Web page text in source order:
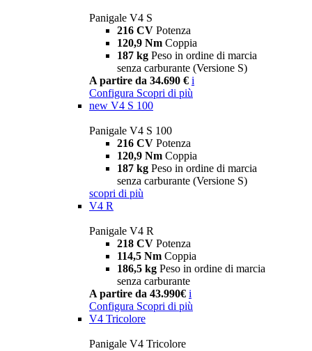
Panigale V4 S
216 CV Potenza
120,9 Nm Coppia
187 kg Peso in ordine di marcia
senza carburante (Versione S)
A partire da 34.690 € i
Configura Scopri di più
new V4 S 100
Panigale V4 S 100
216 CV Potenza
120,9 Nm Coppia
187 kg Peso in ordine di marcia
senza carburante (Versione S)
scopri di più
V4 R
Panigale V4 R
218 CV Potenza
114,5 Nm Coppia
186,5 kg Peso in ordine di marcia
senza carburante
A partire da 43.990€ i
Configura Scopri di più
V4 Tricolore
Panigale V4 Tricolore